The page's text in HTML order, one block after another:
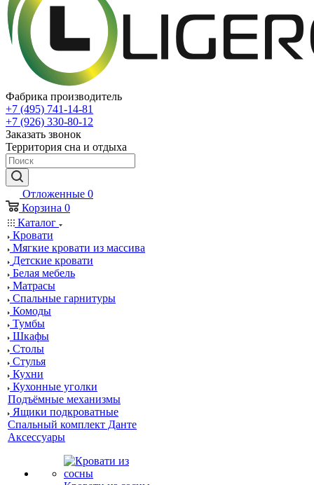
Фабрика производитель
+7 (495) 741-14-81
+7 (926) 330-80-12
Заказать звонок
Территория сна и отдыха
Отложенные 0
Корзина 0
Каталог
Кровати
Мягкие кровати из массива
Детские кровати
Белая мебель
Матрасы
Спальные гарнитуры
Комоды
Тумбы
Шкафы
Столы
Стулья
Кухни
Кухонные уголки
Подъёмные механизмы
Ящики подкроватные
Спальный комплект Данте
Аксессуары